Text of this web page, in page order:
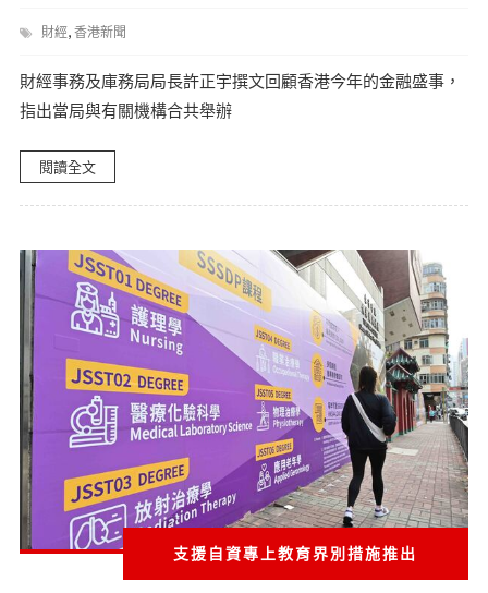
財經, 香港新聞
財經事務及庫務局局長許正宇撰文回顧香港今年的金融盛事，
指出當局與有關機構合共舉辦
閱讀全文
支援自資專上教育界別措施推出